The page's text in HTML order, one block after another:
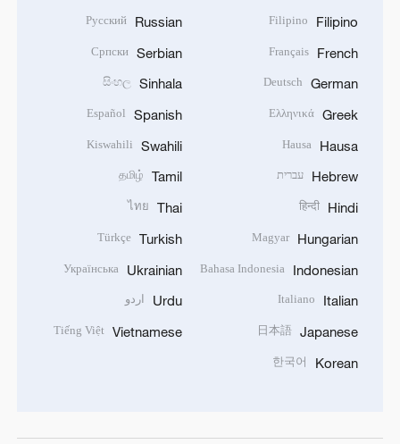
Filipino
Filipino
French
Français
German
Deutsch
Greek
Ελληνικά
Hausa
Hausa
Hebrew עברית
Hindi
हिन्दी
Hungarian
Magyar
Indonesian
Bahasa Indonesia
Italian
Italiano
Japanese
日本語
Korean
한국어
Russian
Русский
Serbian
Српски
Sinhala
සිංහල
Spanish
Español
Swahili
Kiswahili
Tamil
தமிழ்
Thai
ไทย
Turkish
Türkçe
Ukrainian
Українська
Urdu اردو
Vietnamese
Tiếng Việt